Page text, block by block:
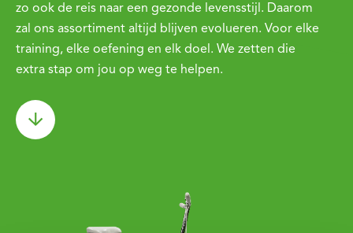
zo ook de reis naar een gezonde levensstijl. Daarom
zal ons assortiment altijd blijven evolueren. Voor elke
training, elke oefening en elk doel. We zetten die
extra stap om jou op weg te helpen.